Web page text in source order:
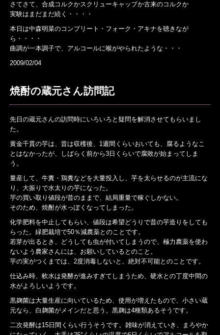
さてさて、合成コルクかスクリューキャップか古来のコルクか
実験はまだまだ続く・・・・
本日は中森明菜のコンプリート・フォーク・アキナを聴きなが
ら・・・・
曲調が一本調子で、アルコールに喉がやられたような・・・
2009/02/04
焼酎の蔵元さん訪問記
先日の蔵元さんの訪問時にいろいろと疑問を解消させてもらいまし
た。
黄金千貫の芋は、昔は収穫後、1週間くらいおいても、腐るようなこ
とはなかったが、しばらく前から3日くらいで腐敗が始まってしま
う。
量産して、牛糞・鶏糞などを大量投入し、芋を太らせるのが主流にな
り、大振りで水太りの芋になった。
芋の買い取り値段が昔のままで、結局重量で稼ぐしかない。
そのため、焼酎が水っぽくなってしまった。
化学肥料を中止してもらい、値段は希望どうりで昔の芋造りをしても
らった。緑肥栽培で50％減農薬とのことです。
若芽が出るとき、どうしても虫が付いてしまうので、極力農薬を使わ
ないよう農家さんには、お願いしているとのこと。
芋の実がつくまでは、2度消毒しないと、絶対不可能とのことです。
仕込み時、軟水は発酵が進みすぎてしまうため、硬水との丁度中間の
水がよろしいようです。
黒麹菌は大量生産に向いているため、使用が増えたもので、小さい蔵
元なら、白麹菌がメインだと思う。黒麹は4種類あるそうです。
二次発酵は15日間くらい行うそうです。雑味が消えていき、まろやか